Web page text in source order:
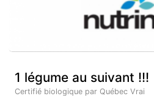
1 légume au suivant !!!
Certifié biologique par Québec Vrai